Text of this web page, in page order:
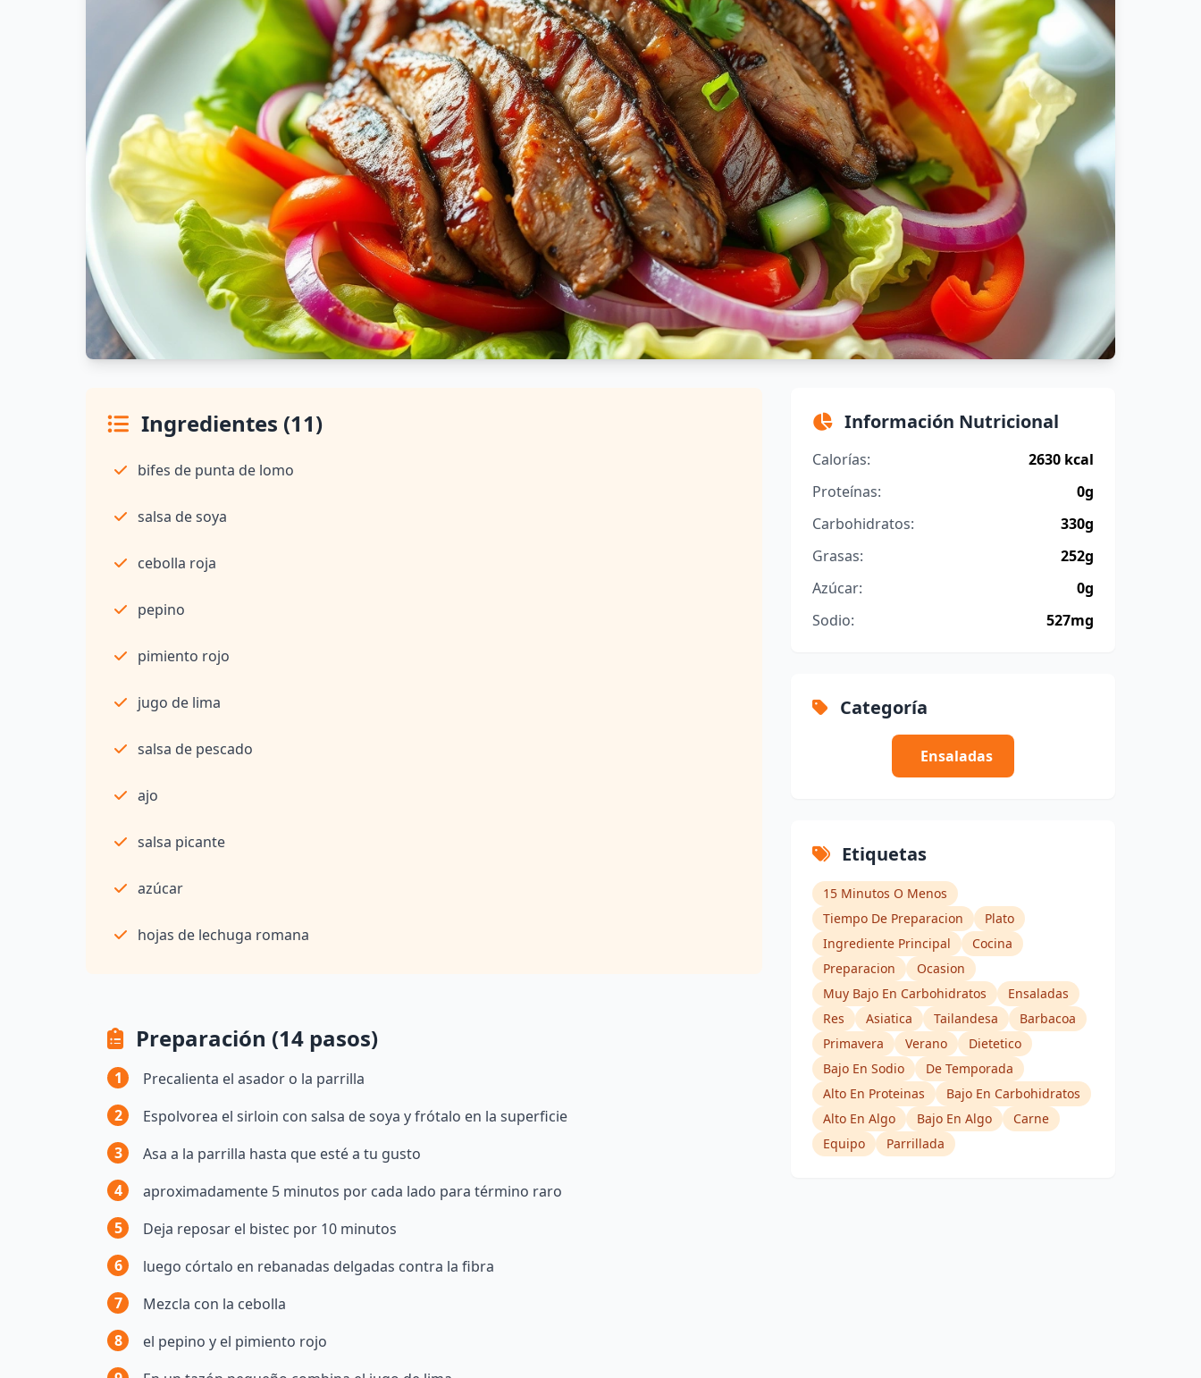
Ingredientes (11)
bifes de punta de lomo
salsa de soya
cebolla roja
pepino
pimiento rojo
jugo de lima
salsa de pescado
ajo
salsa picante
azúcar
hojas de lechuga romana
Preparación (14 pasos)
1
Precalienta el asador o la parrilla
2
Espolvorea el sirloin con salsa de soya y frótalo en la superficie
3
Asa a la parrilla hasta que esté a tu gusto
4
aproximadamente 5 minutos por cada lado para término raro
5
Deja reposar el bistec por 10 minutos
6
luego córtalo en rebanadas delgadas contra la fibra
7
Mezcla con la cebolla
8
el pepino y el pimiento rojo
Información Nutricional
Calorías:
2630 kcal
Proteínas:
0g
Carbohidratos:
330g
Grasas:
252g
Azúcar:
0g
Sodio:
527mg
Categoría
Ensaladas
Etiquetas
15 Minutos O Menos
Tiempo De Preparacion
Plato
Ingrediente Principal
Cocina
Preparacion
Ocasion
Muy Bajo En Carbohidratos
Ensaladas
Res
Asiatica Tailandesa
Barbacoa
Primavera
Verano
Dietetico
Bajo En Sodio
De Temporada
Alto En Proteinas
Bajo En Carbohidratos
Alto En Algo
Bajo En Algo
Carne
Equipo
Parrillada